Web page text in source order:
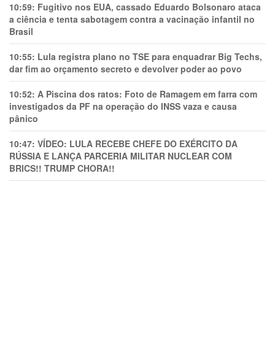
10:59: Fugitivo nos EUA, cassado Eduardo Bolsonaro ataca
a ciência e tenta sabotagem contra a vacinação infantil no
Brasil
10:55: Lula registra plano no TSE para enquadrar Big Techs,
dar fim ao orçamento secreto e devolver poder ao povo
10:52: A Piscina dos ratos: Foto de Ramagem em farra com
investigados da PF na operação do INSS vaza e causa
pânico
10:47: VÍDEO: LULA RECEBE CHEFE DO EXÉRCITO DA
RÚSSIA E LANÇA PARCERIA MILITAR NUCLEAR COM
BRICS!! TRUMP CHORA!!